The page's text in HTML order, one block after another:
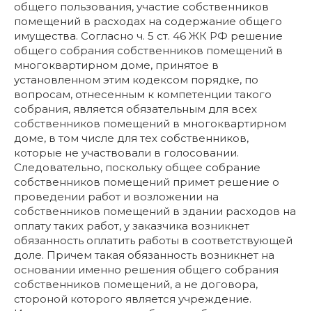
общего пользования, участие собственников
помещений в расходах на содержание общего
имущества. Согласно ч. 5 ст. 46 ЖК РФ решение
общего собрания собственников помещений в
многоквартирном доме, принятое в
установленном этим кодексом порядке, по
вопросам, отнесенным к компетенции такого
собрания, является обязательным для всех
собственников помещений в многоквартирном
доме, в том числе для тех собственников,
которые не участвовали в голосовании.
Следовательно, поскольку общее собрание
собственников помещений примет решение о
проведении работ и возложении на
собственников помещений в здании расходов на
оплату таких работ, у заказчика возникнет
обязанность оплатить работы в соответствующей
доле. Причем такая обязанность возникнет на
основании именно решения общего собрания
собственников помещений, а не договора,
стороной которого является учреждение.